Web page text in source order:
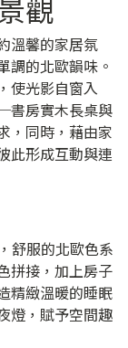
溫馨的家居氛
調的北歐韻味。
使光影自窗入
書房實木長桌與
，同時，藉由家
此形成互動與連
舒服的北歐色系
拼接，加上房子
精緻溫暖的睡眠
燈，賦予空間趣